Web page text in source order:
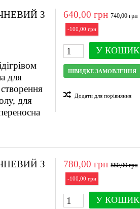
З
для
для
640,00 грн 740,00 грн
-100,00 грн
У КОШИК
ШВИДКЕ ЗАМОВЛЕННЯ
Додати для порівняння
З
780,00 грн 880,00 грн
-100,00 грн
У КОШИК